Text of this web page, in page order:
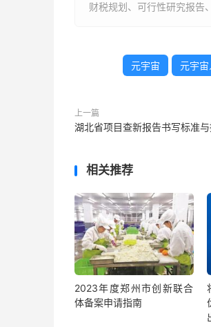
财税规划、可行性研究报告
元宇宙 元宇宙
上一篇
湖北省项目查新报告书写标准
相关推荐
2023年度郑州市创新联合
体备案申请指南